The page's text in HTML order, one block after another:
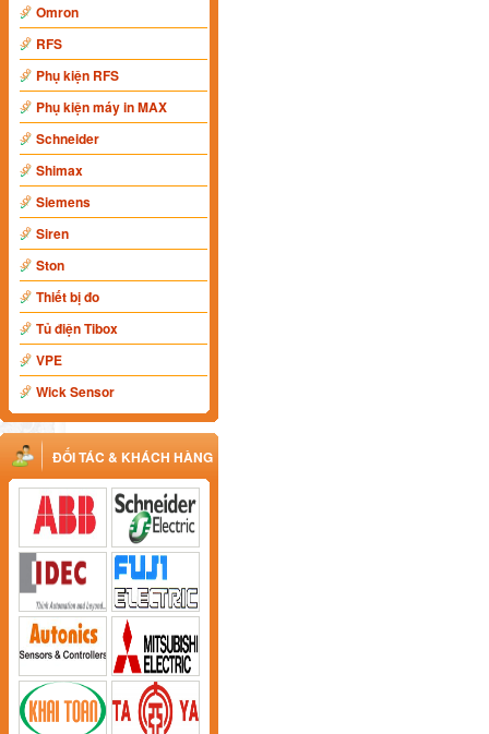
Omron
RFS
Phụ kiện RFS
Phụ kiện máy in MAX
Schneider
Shimax
Siemens
Siren
Ston
Thiết bị đo
Tủ điện Tibox
VPE
Wick Sensor
ĐỐI TÁC & KHÁCH HÀNG